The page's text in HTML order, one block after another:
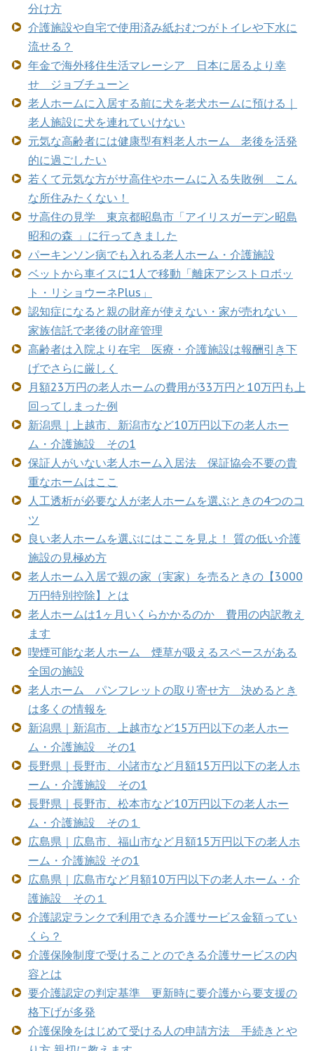
分け方
介護施設や自宅で使用済み紙おむつがトイレや下水に
流せる？
年金で海外移住生活マレーシア 日本に居るより幸
せ ジョブチューン
老人ホームに入居する前に犬を老犬ホームに預ける｜
老人施設に犬を連れていけない
元気な高齢者には健康型有料老人ホーム 老後を活発
的に過ごしたい
若くて元気な方がサ高住やホームに入る失敗例 こん
な所住みたくない！
サ高住の見学 東京都昭島市「アイリスガーデン昭島
昭和の森 」に行ってきました
パーキンソン病でも入れる老人ホーム・介護施設
ベットから車イスに1人で移動「離床アシストロボッ
ト・リショウーネPlus」
認知症になると親の財産が使えない・家が売れない
家族信託で老後の財産管理
高齢者は入院より在宅 医療・介護施設は報酬引き下
げでさらに厳しく
月額23万円の老人ホームの費用が33万円と10万円も上
回ってしまった例
新潟県｜上越市、新潟市など10万円以下の老人ホー
ム・介護施設 その1
保証人がいない老人ホーム入居法 保証協会不要の貴
重なホームはここ
人工透析が必要な人が老人ホームを選ぶときの4つのコ
ツ
良い老人ホームを選ぶにはここを見よ！ 質の低い介護
施設の見極め方
老人ホーム入居で親の家（実家）を売るときの【3000
万円特別控除】とは
老人ホームは1ヶ月いくらかかるのか 費用の内訳教え
ます
喫煙可能な老人ホーム 煙草が吸えるスペースがある
全国の施設
老人ホーム パンフレットの取り寄せ方 決めるとき
は多くの情報を
新潟県｜新潟市、上越市など15万円以下の老人ホー
ム・介護施設 その1
長野県｜長野市、小諸市など月額15万円以下の老人ホ
ーム・介護施設 その1
長野県｜長野市、松本市など10万円以下の老人ホー
ム・介護施設 その１
広島県｜広島市、福山市など月額15万円以下の老人ホ
ーム・介護施設 その1
広島県｜広島市など月額10万円以下の老人ホーム・介
護施設 その１
介護認定ランクで利用できる介護サービス金額ってい
くら？
介護保険制度で受けることのできる介護サービスの内
容とは
要介護認定の判定基準 更新時に要介護から要支援の
格下げが多発
介護保険をはじめて受ける人の申請方法 手続きとや